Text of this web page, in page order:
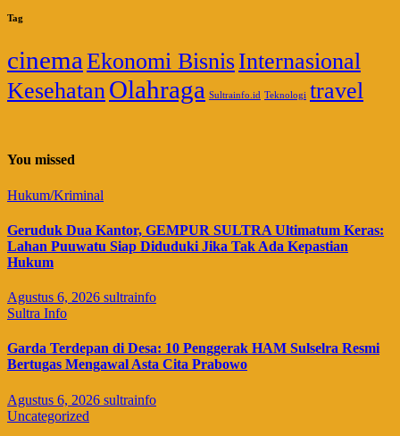
Tag
cinema Ekonomi BisnisInternasional
KesehatanOlahraga Sultrainfo.id Teknologi travel
You missed
Hukum/Kriminal
Geruduk Dua Kantor, GEMPUR SULTRA Ultimatum Keras:
Lahan Puuwatu Siap Diduduki Jika Tak Ada Kepastian
Hukum
Agustus 6, 2026 sultrainfo
Sultra Info
Garda Terdepan di Desa: 10 Penggerak HAM Sulselra Resmi
Bertugas Mengawal Asta Cita Prabowo
Agustus 6, 2026 sultrainfo
Uncategorized